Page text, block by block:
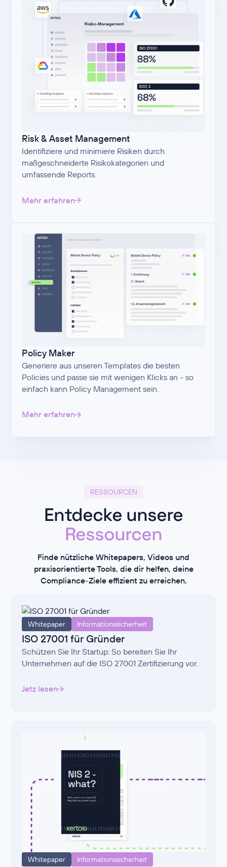
Risk & Asset Management
Identifiziere und minimiere Risiken durch
maßgeschneiderte Risikokategorien und
umfassende Reports.
Mehr erfahren
Policy Maker
Generiere aus unseren Templates die besten
Policies und passe sie mit wenigen Klicks an - so
einfach kann Policy Management sein.
Mehr erfahren
RESSOURCEN
Entdecke unsere
Ressourcen
Finde nützliche Whitepapers, Videos und
praxisorientierte Tools, die dir helfen, deine
Compliance-Ziele effizient zu erreichen.
Whitepaper Informationssicherheit
ISO 27001 für Gründer
Schützen Sie Ihr Startup: So bereiten Sie Ihr
Unternehmen auf die ISO 27001 Zertifizierung vor.
Jetz lesen
Whitepaper Informationssicherheit